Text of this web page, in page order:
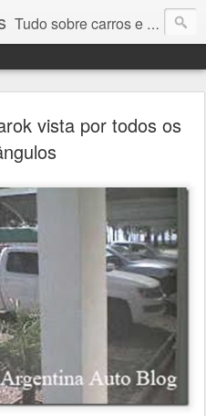
Tudo sobre carros e motores
vista por todos os